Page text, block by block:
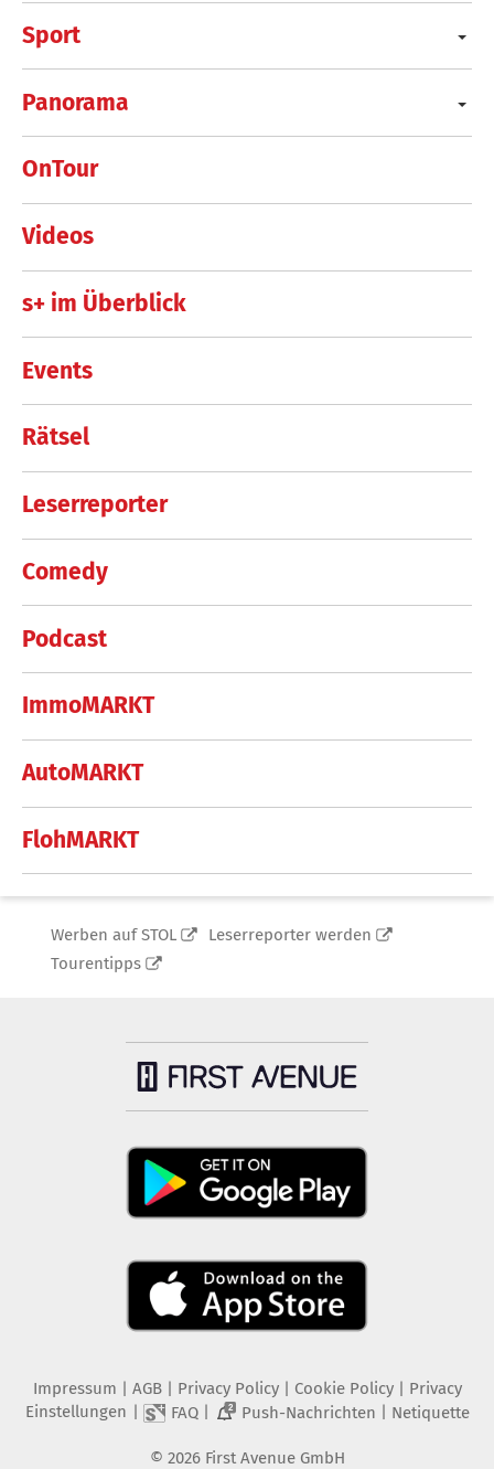
Sport
Panorama
OnTour
Videos
s+ im Überblick
Events
Rätsel
Leserreporter
Comedy
Podcast
ImmoMARKT
AutoMARKT
FlohMARKT
Werben auf STOL
Leserreporter werden
Tourentipps
Impressum AGB Privacy Policy| Cookie Policy| Privacy
Einstellungen
FAQ| 2 Push-Nachrichten Netiquette
© 2026 First Avenue GmbH